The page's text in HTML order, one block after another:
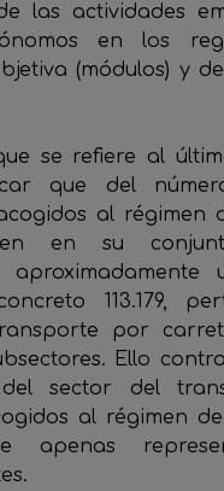
las actividades
en los
(módulos) y
se refiere al
que del
al régimen
en su
aproximadamente
113.179,
por
Ello
del sector del
al régimen
apenas